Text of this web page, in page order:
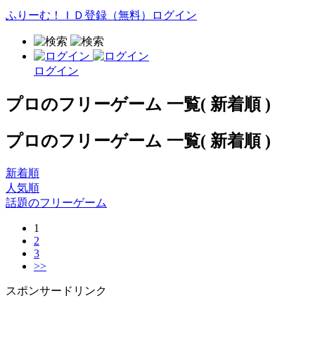
ふりーむ！ＩＤ登録（無料） ログイン
ログイン
プロのフリーゲーム 一覧( 新着順 )
プロのフリーゲーム 一覧( 新着順 )
新着順
人気順
話題のフリーゲーム
1
2
3
>>
スポンサードリンク